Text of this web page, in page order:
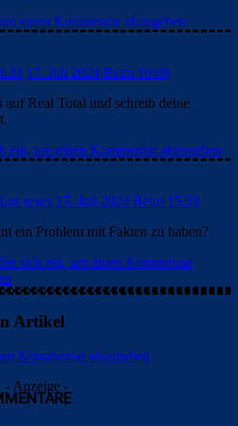
einen Kommentar abzugeben
17. Juli 2024 Beim 10:08
auf Real Total und schreib deine
ein, um einen Kommentar abzugeben
Los reyes 17. Juli 2024 Beim 15:39
ein Problem mit Fakten zu haben?
sich ein, um einen Kommentar
Artikel
Kommentar abzugeben